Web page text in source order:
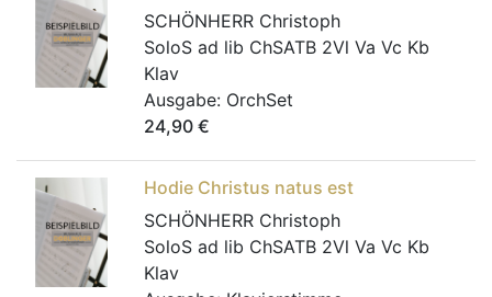
SCHÖNHERR Christoph
SoloS ad lib ChSATB 2Vl Va Vc Kb
Klav
Ausgabe: OrchSet
24,90 €
Hodie Christus natus est
SCHÖNHERR Christoph
SoloS ad lib ChSATB 2Vl Va Vc Kb
Klav